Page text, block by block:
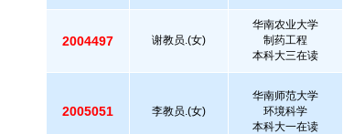
2004497 谢教员.(女)
华南农业大学
制药工程
本科大三在读
2005051 李教员.(女)
华南师范大学
环境科学
本科大一在读